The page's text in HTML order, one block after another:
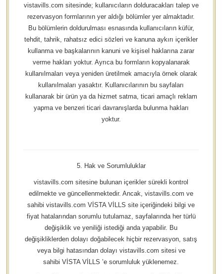
vistavills.com sitesinde; kullanıcıların dolduracakları talep ve
rezervasyon formlarının yer aldığı bölümler yer almaktadır.
Bu bölümlerin doldurulması esnasında kullanıcıların küfür,
tehdit, tahrik, rahatsız edici sözleri ve kanuna aykırı içerikler
kullanma ve başkalarının kanuni ve kişisel haklarına zarar
verme hakları yoktur. Ayrıca bu formların kopyalanarak
kullanılmaları veya yeniden üretilmek amacıyla örnek olarak
kullanılmaları yasaktır. Kullanıcılarının bu sayfaları
kullanarak bir ürün ya da hizmet satma, ticari amaçlı reklam
yapma ve benzeri ticari davranışlarda bulunma hakları
yoktur.
5. Hak ve Sorumluluklar
vistavills.com sitesine bulunan içerikler sürekli kontrol
edilmekte ve güncellenmektedir. Ancak, vistavills.com ve
sahibi vistavills.com VİSTA VİLLS site içeriğindeki bilgi ve
fiyat hatalarından sorumlu tutulamaz, sayfalarında her türlü
değişiklik ve yeniliği istediği anda yapabilir. Bu
değişikliklerden dolayı doğabilecek hiçbir rezervasyon, satış
veya bilgi hatasından dolayı vistavills.com sitesi ve
sahibi VİSTA VİLLS ’e sorumluluk yüklenemez.